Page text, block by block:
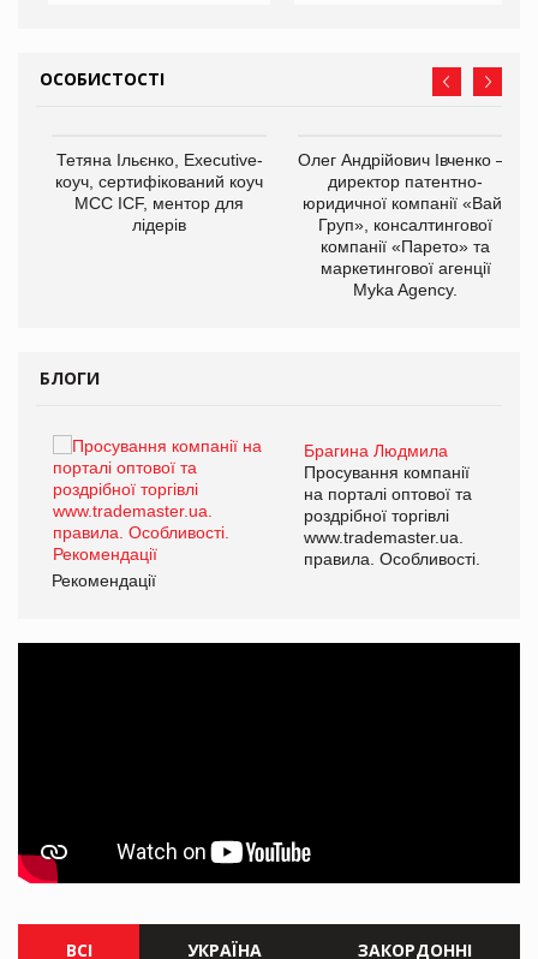
ОСОБИСТОСТІ
Тетяна Ільєнко, Executive-
коуч, сертифікований коуч
МСС ICF, ментор для
лідерів
Олег Андрійович Івченко —
директор патентно-
юридичної компанії «Вайз
Груп», консалтингової
компанії «Парето» та
маркетингової агенції
Myka Agency.
БЛОГИ
Брагина Людмила
Просування компанії
на порталі оптової та
роздрібної торгівлі
www.trademaster.ua.
правила. Особливості.
Рекомендації
ВСІ УКРАЇНА ЗАКОРДОННІ